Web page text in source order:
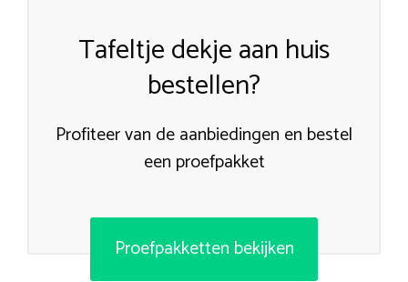
Tafeltje dekje aan huis
bestellen?
Profiteer van de aanbiedingen en bestel
een proefpakket
Proefpakketten bekijken